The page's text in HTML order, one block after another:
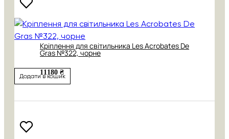
Кріплення для світильника Les Acrobates De
Gras №322, чорне
11180 ₴
Додати в кошик